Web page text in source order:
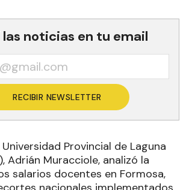
las noticias en tu email
RECIBIR NEWSLETTER
Provincial de Laguna
Adrián Muracciole, analizó la
salarios docentes en Formosa,